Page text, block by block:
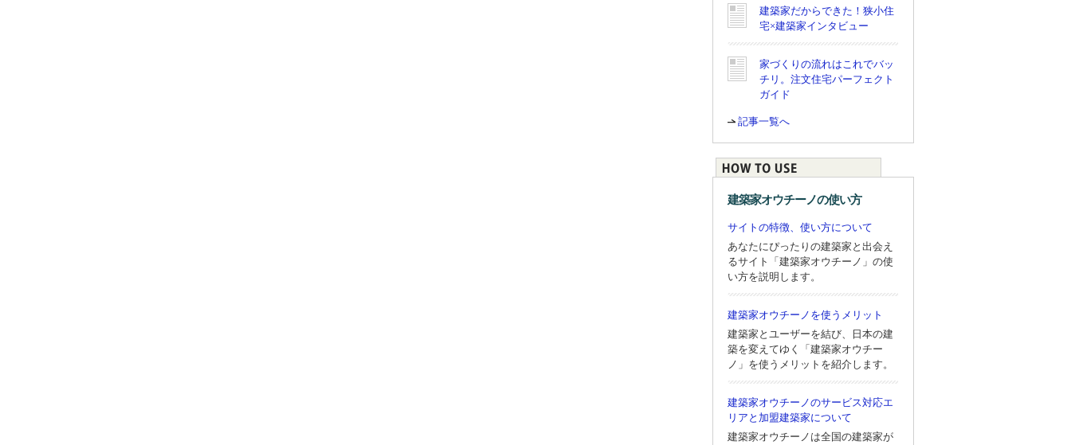
建築家だからできた！狭小住
宅×建築家インタビュー
家づくりの流れはこれでバッ
チリ。注文住宅パーフェクト
ガイド
記事一覧へ
建築家オウチーノの使い方
サイトの特徴、使い方について
あなたにぴったりの建築家と出会え
るサイト「建築家オウチーノ」の使
い方を説明します。
建築家オウチーノを使うメリット
建築家とユーザーを結び、日本の建
築を変えてゆく「建築家オウチー
ノ」を使うメリットを紹介します。
建築家オウチーノのサービス対応エ
リアと加盟建築家について
建築家オウチーノは全国の建築家が